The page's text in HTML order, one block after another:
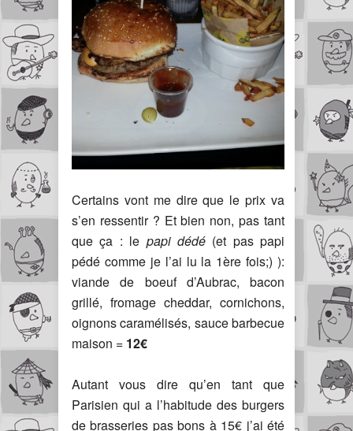
Certains vont me dire que le prix va
s’en ressentir ? Et bien non, pas tant
que ça : le papi dédé (et pas papi
pédé comme je l’ai lu la 1ère fois;) ):
viande de boeuf d’Aubrac, bacon
grillé, fromage cheddar, cornichons,
oignons caramélisés, sauce barbecue
maison = 12€
Autant vous dire qu’en tant que
Parisien qui a l’habitude des burgers
de brasseries pas bons à 15€ j’ai été